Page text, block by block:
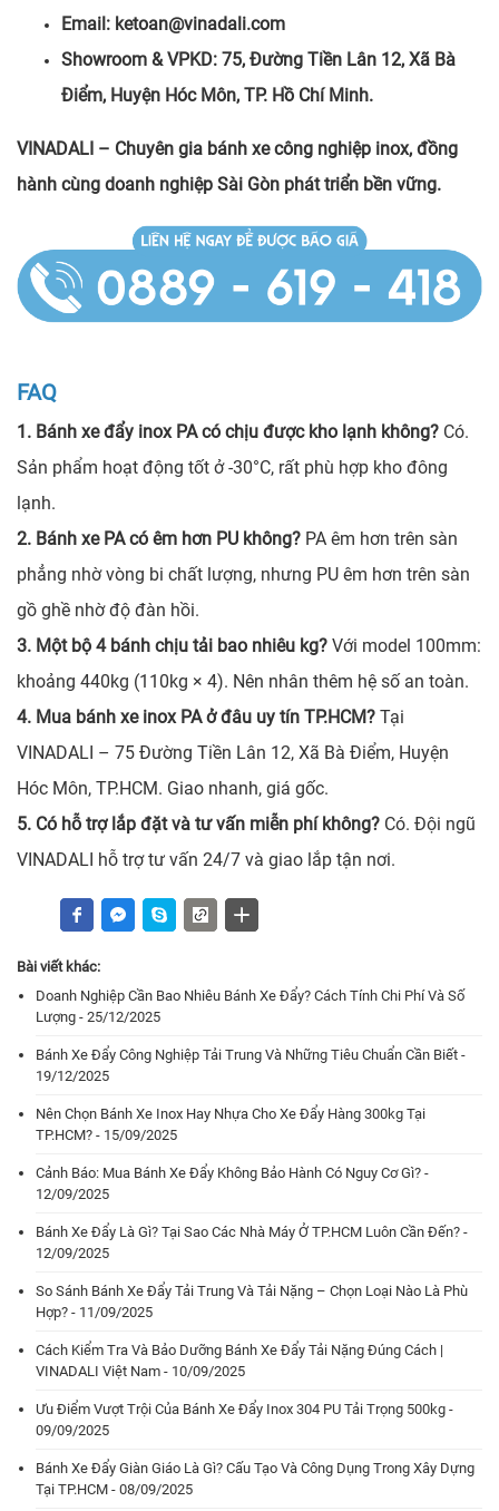
Email: ketoan@vinadali.com
Showroom & VPKD: 75, Đường Tiền Lân 12, Xã Bà
Điểm, Huyện Hóc Môn, TP. Hồ Chí Minh.
VINADALI – Chuyên gia bánh xe công nghiệp inox, đồng
hành cùng doanh nghiệp Sài Gòn phát triển bền vững.
FAQ
1. Bánh xe đẩy inox PA có chịu được kho lạnh không? Có.
Sản phẩm hoạt động tốt ở -30°C, rất phù hợp kho đông
lạnh.
2. Bánh xe PA có êm hơn PU không? PA êm hơn trên sàn
phẳng nhờ vòng bi chất lượng, nhưng PU êm hơn trên sàn
gồ ghề nhờ độ đàn hồi.
3. Một bộ 4 bánh chịu tải bao nhiêu kg? Với model 100mm:
khoảng 440kg (110kg × 4). Nên nhân thêm hệ số an toàn.
4. Mua bánh xe inox PA ở đâu uy tín TP.HCM? Tại
VINADALI – 75 Đường Tiền Lân 12, Xã Bà Điểm, Huyện
Hóc Môn, TP.HCM. Giao nhanh, giá gốc.
5. Có hỗ trợ lắp đặt và tư vấn miễn phí không? Có. Đội ngũ
VINADALI hỗ trợ tư vấn 24/7 và giao lắp tận nơi.
Bài viết khác:
Doanh Nghiệp Cần Bao Nhiêu Bánh Xe Đẩy? Cách Tính Chi Phí Và Số
Lượng - 25/12/2025
Bánh Xe Đẩy Công Nghiệp Tải Trung Và Những Tiêu Chuẩn Cần Biết -
19/12/2025
Nên Chọn Bánh Xe Inox Hay Nhựa Cho Xe Đẩy Hàng 300kg Tại
TP.HCM? - 15/09/2025
Cảnh Báo: Mua Bánh Xe Đẩy Không Bảo Hành Có Nguy Cơ Gì? -
12/09/2025
Bánh Xe Đẩy Là Gì? Tại Sao Các Nhà Máy Ở TP.HCM Luôn Cần Đến? -
12/09/2025
So Sánh Bánh Xe Đẩy Tải Trung Và Tải Nặng – Chọn Loại Nào Là Phù
Hợp? - 11/09/2025
Cách Kiểm Tra Và Bảo Dưỡng Bánh Xe Đẩy Tải Nặng Đúng Cách |
VINADALI Việt Nam - 10/09/2025
Ưu Điểm Vượt Trội Của Bánh Xe Đẩy Inox 304 PU Tải Trọng 500kg -
09/09/2025
Bánh Xe Đẩy Giàn Giáo Là Gì? Cấu Tạo Và Công Dụng Trong Xây Dựng
Tại TP.HCM - 08/09/2025